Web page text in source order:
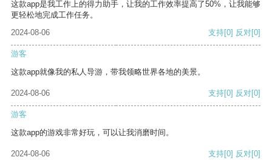
这款app是我工作上的得力助手，让我的工作效率提高了50%，让我能够
更轻松地完成工作任务。
2024-08-06
支持[0] 反对[0]
游客
这款app就像我的私人导游，带我领略世界各地的美景。
2024-08-06 支持[0] 反对[0]
游客
这款app的游戏非常好玩，可以让我消磨时间。
2024-08-06 支持[0] 反对[0]